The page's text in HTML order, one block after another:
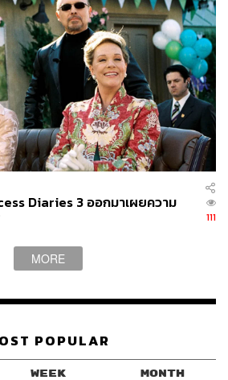
Diaries 3 ออกมาเผยความ
111
MORE
POPULAR
WEEK MONTH